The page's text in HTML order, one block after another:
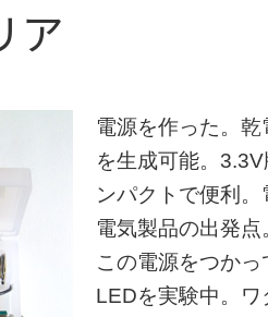
ア
電源を作った。
を生成可能。
ンパクトで便利
電気製品の出発点
この電源をつか
LEDを実験中。ワ